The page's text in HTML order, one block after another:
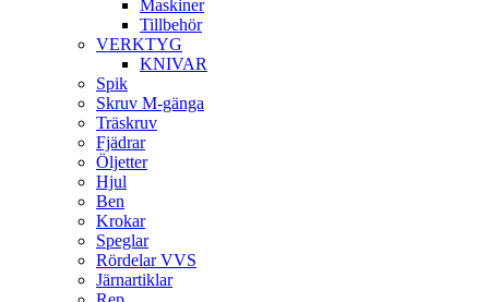
Maskiner
Tillbehör
VERKTYG
KNIVAR
Spik
Skruv M-gänga
Träskruv
Fjädrar
Öljetter
Hjul
Ben
Krokar
Speglar
Rördelar VVS
Järnartiklar